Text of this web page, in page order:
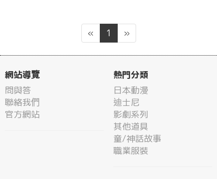
« 1 »
網站導覽
問與答
聯絡我們
官方網站
熱門分類
日本動漫
迪士尼
影劇系列
其他道具
童/神話故事
職業服裝